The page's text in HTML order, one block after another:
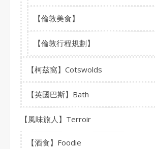
【倫敦美食】
【倫敦行程規劃】
【柯茲窩】Cotswolds
【英國巴斯】Bath
【風味旅人】Terroir
【酒食】Foodie